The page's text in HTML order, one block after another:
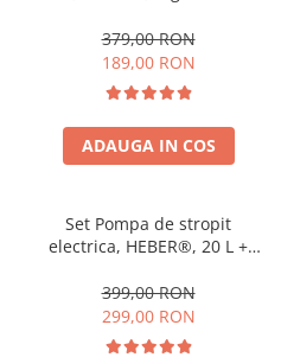
acumulator, 5 duze incluse
379,00 RON
189,00 RON
ADAUGA IN COS
Set Pompa de stropit
electrica, HEBER®, 20 L +
399,00 RON
299,00 RON